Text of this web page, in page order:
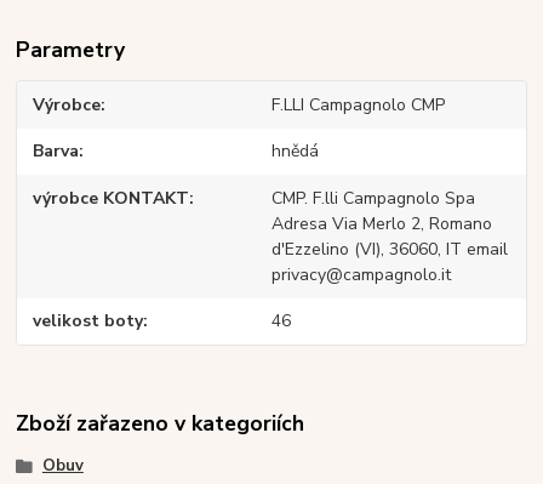
Parametry
Výrobce F.LLI Campagnolo CMP
Barva hnědá
výrobce KONTAKT
CMP. F.lli Campagnolo Spa
Adresa Via Merlo 2, Romano
d'Ezzelino (VI), 36060, IT email
privacy@campagnolo.it
velikost boty 46
Zboží zařazeno v kategoriích
Obuv